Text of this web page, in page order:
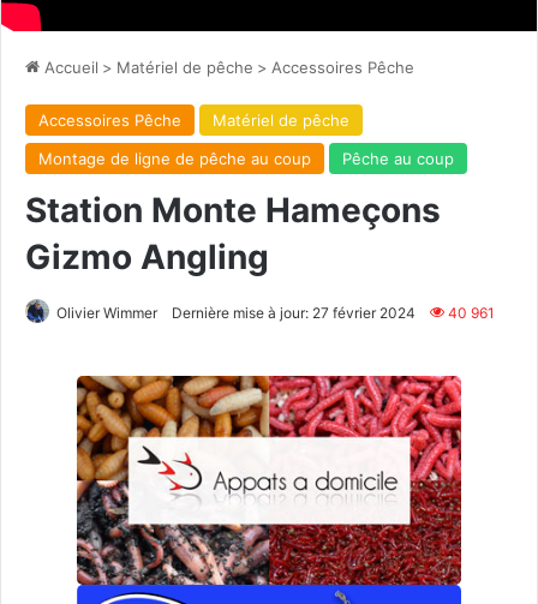
Accueil > Matériel de pêche > Accessoires Pêche
Accessoires Pêche
Matériel de pêche
Montage de ligne de pêche au coup
Pêche au coup
Station Monte Hameçons
Gizmo Angling
Olivier Wimmer Dernière mise à jour: 27 février 2024 40 961